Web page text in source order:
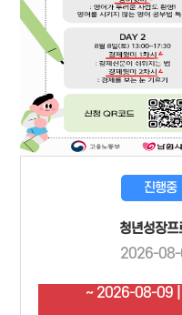
진행중
청년성장프
2026-
~ 2026-08-09 |